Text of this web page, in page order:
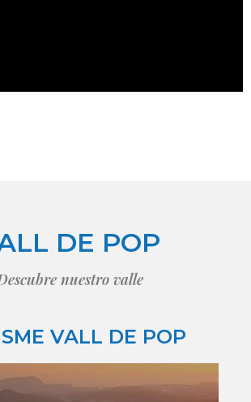
DE POP
nuestro valle
VALL DE POP